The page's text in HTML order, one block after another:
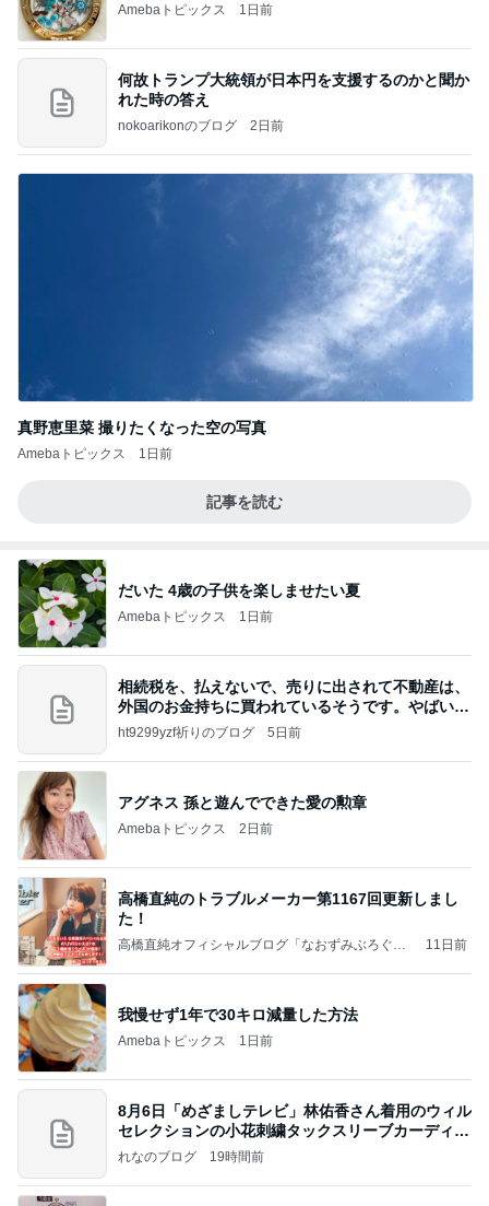
Amebaトピックス 1日前
何故トランプ大統領が日本円を支援するのかと聞か
れた時の答え
nokoarikonのブログ 2日前
真野恵里菜 撮りたくなった空の写真
Amebaトピックス 1日前
記事を読む
だいた 4歳の子供を楽しませたい夏
Amebaトピックス 1日前
相続税を、払えないで、売りに出されて不動産は、
外国のお金持ちに買われているそうです。やばいで
すよ
ht9299yzf祈りのブログ 5日前
アグネス 孫と遊んでできた愛の勲章
Amebaトピックス 2日前
高橋直純のトラブルメーカー第1167回更新しまし
た！
高橋直純オフィシャルブログ「なおずみぶろぐ」
11日前
我慢せず1年で30キロ減量した方法
Amebaトピックス 1日前
8月6日「めざましテレビ」林佑香さん着用のウィル
セレクションの小花刺繍タックスリーブカーディガ
ン
れなのブログ 19時間前